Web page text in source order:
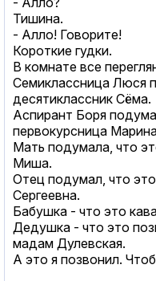
Тишина.
- Алло! Говорите!
Короткие гудки.
В комнате все
Семиклассница Люся
десятиклассник Сёма.
Аспирант Боря
первокурсница
Мать подумала, что
Миша.
Отец подумал, что
Сергеевна.
Бабушка - что это
Дедушка - что это
мадам Дулевская.
А это я позвонил.